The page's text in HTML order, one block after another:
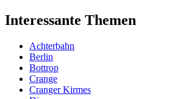
Interessante Themen
Achterbahn
Berlin
Bottrop
Crange
Cranger Kirmes